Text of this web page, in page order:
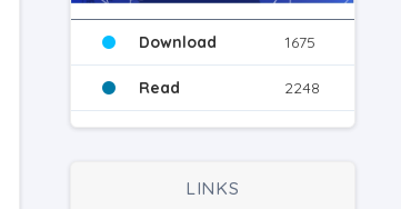
Download 1675
Read 2248
LINKS